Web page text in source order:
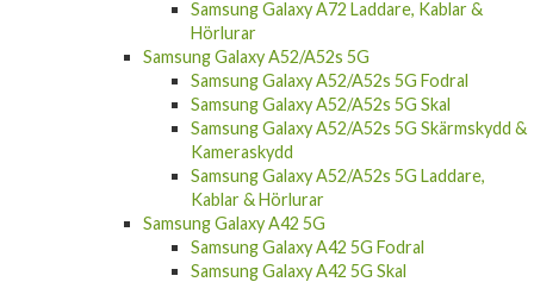
Samsung Galaxy A72 Laddare, Kablar &
Hörlurar
Samsung Galaxy A52/A52s 5G
Samsung Galaxy A52/A52s 5G Fodral
Samsung Galaxy A52/A52s 5G Skal
Samsung Galaxy A52/A52s 5G Skärmskydd &
Kameraskydd
Samsung Galaxy A52/A52s 5G Laddare,
Kablar & Hörlurar
Samsung Galaxy A42 5G
Samsung Galaxy A42 5G Fodral
Samsung Galaxy A42 5G Skal